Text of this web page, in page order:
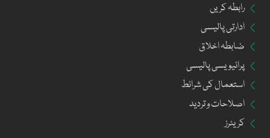
رابطہ کریں
ادارتی پالیسی
ضابطہ اخلاق
پرائیویسی پالیسی
استعمال کی شرائط
اصلاحات و تردید
کریئرز